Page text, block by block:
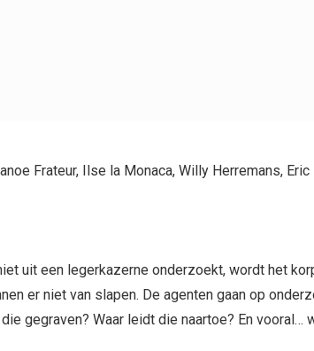
Frateur, Ilse la Monaca, Willy Herremans,
uit een legerkazerne onderzoekt, wordt het
er niet van slapen. De agenten gaan op
gegraven? Waar leidt die naartoe? En